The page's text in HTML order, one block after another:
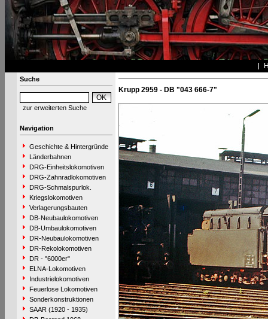
Suche
zur erweiterten Suche
Navigation
Geschichte & Hintergründe
Länderbahnen
DRG-Einheitslokomotiven
DRG-Zahnradlokomotiven
DRG-Schmalspurlok.
Kriegslokomotiven
Verlagerungsbauten
DB-Neubaulokomotiven
DB-Umbaulokomotiven
DR-Neubaulokomotiven
DR-Rekolokomotiven
DR - "6000er"
ELNA-Lokomotiven
Industrielokomotiven
Feuerlose Lokomotiven
Sonderkonstruktionen
SAAR (1920 - 1935)
Krupp 2959 - DB "043 666-7"